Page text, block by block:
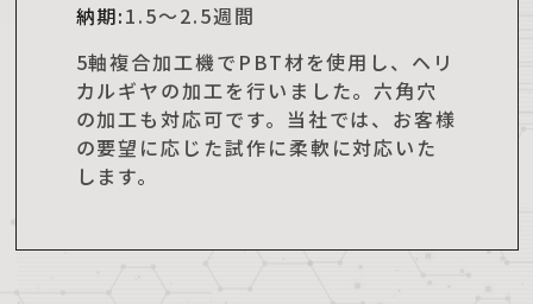
納期:1.5～2.5週間
5軸複合加工機でPBT材を使用し、ヘリ
カルギヤの加工を行いました。六角穴
の加工も対応可です。当社では、お客様
の要望に応じた試作に柔軟に対応いた
します。